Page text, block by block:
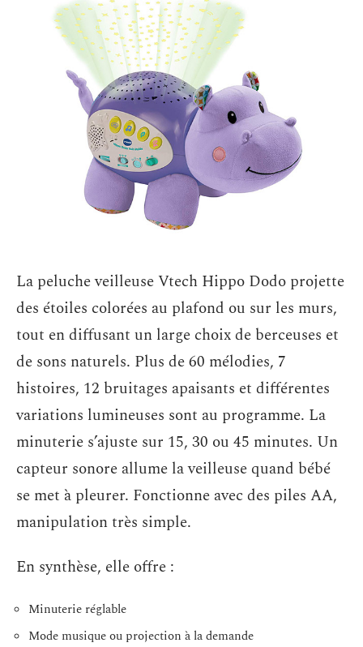
La peluche veilleuse Vtech Hippo Dodo projette
des étoiles colorées au plafond ou sur les murs,
tout en diffusant un large choix de berceuses et
de sons naturels. Plus de 60 mélodies, 7
histoires, 12 bruitages apaisants et différentes
variations lumineuses sont au programme. La
minuterie s’ajuste sur 15, 30 ou 45 minutes. Un
capteur sonore allume la veilleuse quand bébé
se met à pleurer. Fonctionne avec des piles AA,
manipulation très simple.
En synthèse, elle offre :
Minuterie réglable
Mode musique ou projection à la demande